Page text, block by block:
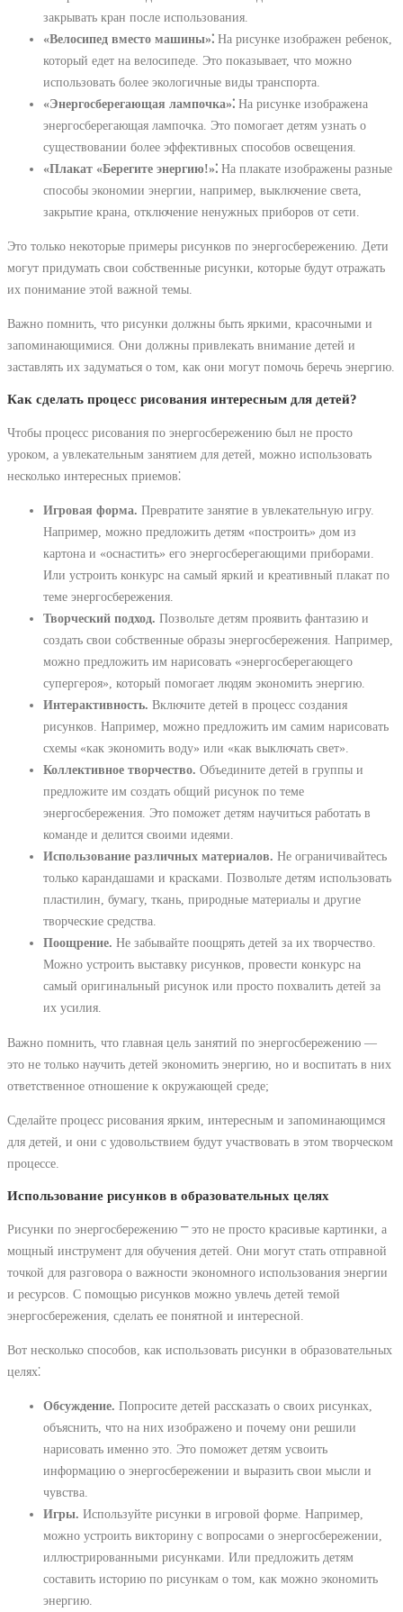
закрывать кран после использования.
«Велосипед вместо машины»⁚ На рисунке изображен ребенок,
который едет на велосипеде. Это показывает, что можно
использовать более экологичные виды транспорта.
«Энергосберегающая лампочка»⁚ На рисунке изображена
энергосберегающая лампочка. Это помогает детям узнать о
существовании более эффективных способов освещения.
«Плакат «Берегите энергию!»⁚ На плакате изображены разные
способы экономии энергии, например, выключение света,
закрытие крана, отключение ненужных приборов от сети.
Это только некоторые примеры рисунков по энергосбережению. Дети
могут придумать свои собственные рисунки, которые будут отражать
их понимание этой важной темы.
Важно помнить, что рисунки должны быть яркими, красочными и
запоминающимися. Они должны привлекать внимание детей и
заставлять их задуматься о том, как они могут помочь беречь энергию.
Как сделать процесс рисования интересным для детей?
Чтобы процесс рисования по энергосбережению был не просто
уроком, а увлекательным занятием для детей, можно использовать
несколько интересных приемов⁚
Игровая форма. Превратите занятие в увлекательную игру.
Например, можно предложить детям «построить» дом из
картона и «оснастить» его энергосберегающими приборами.
Или устроить конкурс на самый яркий и креативный плакат по
теме энергосбережения.
Творческий подход. Позвольте детям проявить фантазию и
создать свои собственные образы энергосбережения. Например,
можно предложить им нарисовать «энергосберегающего
супергероя», который помогает людям экономить энергию.
Интерактивность. Включите детей в процесс создания
рисунков. Например, можно предложить им самим нарисовать
схемы «как экономить воду» или «как выключать свет».
Коллективное творчество. Объедините детей в группы и
предложите им создать общий рисунок по теме
энергосбережения. Это поможет детям научиться работать в
команде и делится своими идеями.
Использование различных материалов. Не ограничивайтесь
только карандашами и красками. Позвольте детям использовать
пластилин, бумагу, ткань, природные материалы и другие
творческие средства.
Поощрение. Не забывайте поощрять детей за их творчество.
Можно устроить выставку рисунков, провести конкурс на
самый оригинальный рисунок или просто похвалить детей за
их усилия.
Важно помнить, что главная цель занятий по энергосбережению ―
это не только научить детей экономить энергию, но и воспитать в них
ответственное отношение к окружающей среде;
Сделайте процесс рисования ярким, интересным и запоминающимся
для детей, и они с удовольствием будут участвовать в этом творческом
процессе.
Использование рисунков в образовательных целях
Рисунки по энергосбережению ⎻ это не просто красивые картинки, а
мощный инструмент для обучения детей. Они могут стать отправной
точкой для разговора о важности экономного использования энергии
и ресурсов. С помощью рисунков можно увлечь детей темой
энергосбережения, сделать ее понятной и интересной.
Вот несколько способов, как использовать рисунки в образовательных
целях⁚
Обсуждение. Попросите детей рассказать о своих рисунках,
объяснить, что на них изображено и почему они решили
нарисовать именно это. Это поможет детям усвоить
информацию о энергосбережении и выразить свои мысли и
чувства.
Игры. Используйте рисунки в игровой форме. Например,
можно устроить викторину с вопросами о энергосбережении,
иллюстрированными рисунками. Или предложить детям
составить историю по рисункам о том, как можно экономить
энергию.